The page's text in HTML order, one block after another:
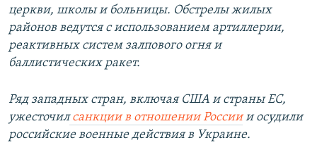
церкви, школы и больницы. Обстрелы жилых
районов ведутся с использованием артиллерии,
реактивных систем залпового огня и
баллистических ракет.
Ряд западных стран, включая США и страны ЕС,
ужесточилсанкции в отношении Россиии осудили
российские военные действия в Украине.